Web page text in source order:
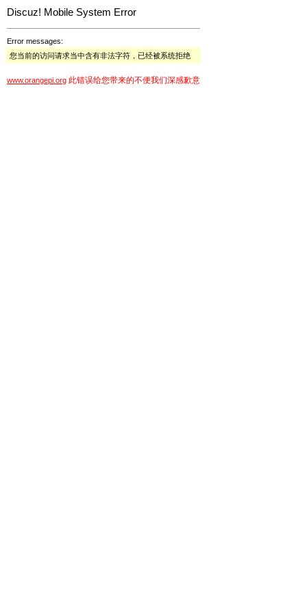
Discuz! Mobile System Error
Error messages:
您当前的访问请求当中含有非法字符，已经被系统拒绝
www.orangepi.org 此错误给您带来的不便我们深感歉意